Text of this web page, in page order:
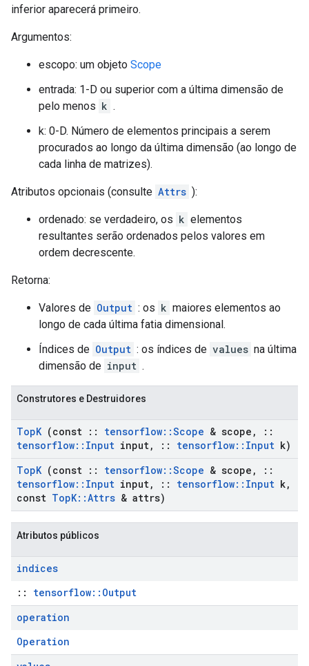
inferior aparecerá primeiro.
Argumentos:
escopo: um objeto Scope
entrada: 1-D ou superior com a última dimensão de
pelo menos k .
k: 0-D. Número de elementos principais a serem
procurados ao longo da última dimensão (ao longo de
cada linha de matrizes).
Atributos opcionais (consulte Attrs ):
ordenado: se verdadeiro, os k elementos
resultantes serão ordenados pelos valores em
ordem decrescente.
Retorna:
Valores de Output : os k maiores elementos ao
longo de cada última fatia dimensional.
Índices de Output : os índices de values na última
dimensão de input .
Construtores e Destruidores
TopK(const :: tensorflow::Scope & scope ,
::
tensorflow:: Input input, :: tensorflow:: Input k)
TopK(const :: tensorflow::Scope & scope ,
::
tensorflow:: Input input, :: tensorflow:: Input k,
const TopK::Attrs & attrs)
Atributos públicos
indices
:: tensorflow::Output
operation
Operation